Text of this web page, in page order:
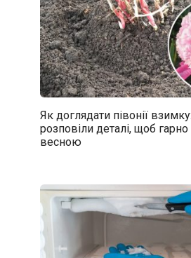
Як доглядати півонії
розповіли деталі, щоб
весною